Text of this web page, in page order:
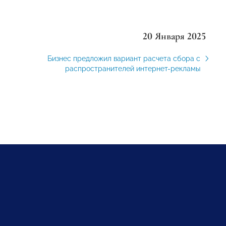
20 Января 2025
Бизнес предложил вариант расчета сбора с
распространителей интернет-рекламы